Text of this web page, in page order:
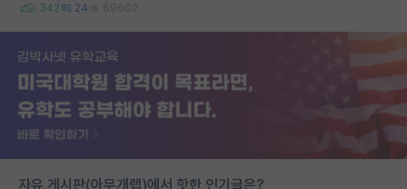
342 24 69602
자유 게시판(아무개랩)에서 핫한 인기글은?